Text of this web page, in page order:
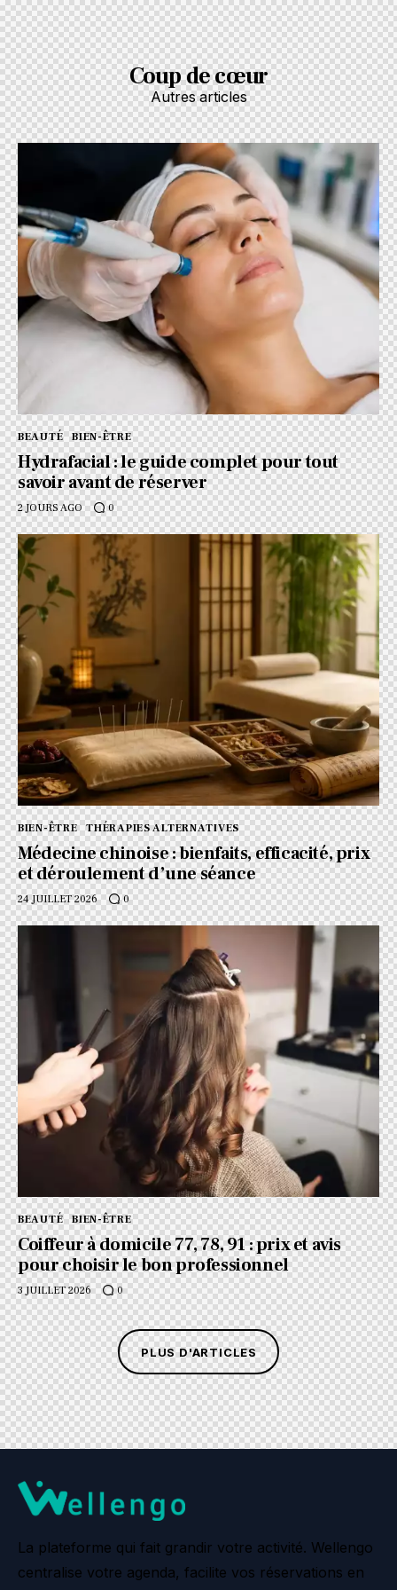
Coup de cœur
Autres articles
BEAUTÉ BIEN-ÊTRE
Hydrafacial : le guide complet pour tout
savoir avant de réserver
2 JOURS AGO 0
BIEN-ÊTRE THÉRAPIES ALTERNATIVES
Médecine chinoise : bienfaits, efficacité, prix
et déroulement d’une séance
24 JUILLET 2026 0
BEAUTÉ BIEN-ÊTRE
Coiffeur à domicile 77, 78, 91 : prix et avis
pour choisir le bon professionnel
3 JUILLET 2026 0
PLUS D'ARTICLES
La plateforme qui fait grandir votre activité. Wellengo
centralise votre agenda, facilite vos réservations en